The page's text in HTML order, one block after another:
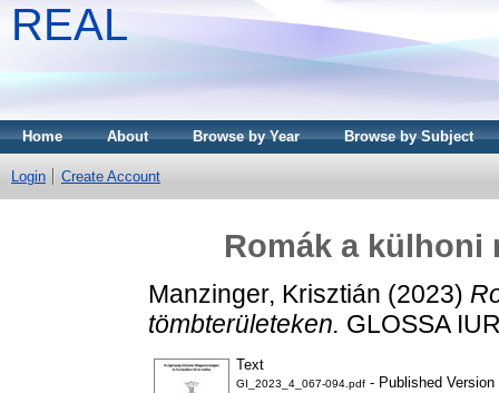
REAL
Home About Browse by Year Browse by Subject
Login Create Account
Romák a külhoni
Manzinger, Krisztián (2023)
tömbterületeken. GLOSSA
Text
GI_2023_4_067-094.pdf - Published Version